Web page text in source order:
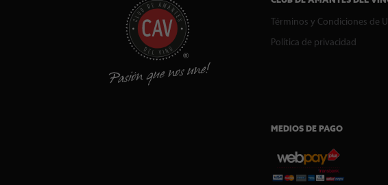
Términos y Condiciones de
Política de privacidad
MEDIOS DE PAGO